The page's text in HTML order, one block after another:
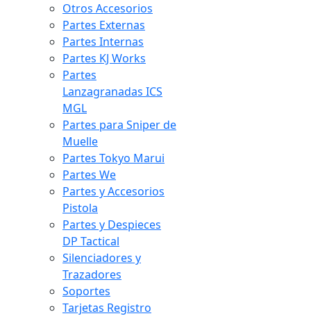
Otros Accesorios
Partes Externas
Partes Internas
Partes KJ Works
Partes
Lanzagranadas ICS
MGL
Partes para Sniper de
Muelle
Partes Tokyo Marui
Partes We
Partes y Accesorios
Pistola
Partes y Despieces
DP Tactical
Silenciadores y
Trazadores
Soportes
Tarjetas Registro